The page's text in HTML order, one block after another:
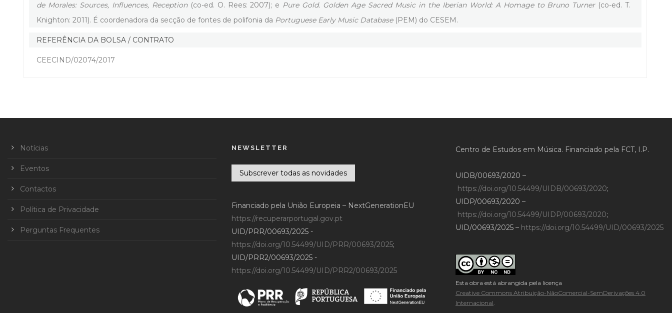
de Morales: Sources, Influences, Reception(co-ed. O. Rees: 2007); e Pure Gold. Golden Age Sacred Music in the Iberian World: A Homage to Bruno Turner(co-ed. T.
Knighton: 2011). É coordenadora da secção de fontes de polifonia da Portuguese Early Music Database(PEM) do CESEM.
REFERÊNCIA DA BOLSA / CONTRATO
CEECIND/02074/2017
Notícias
Eventos
Contactos
Política de Privacidade
Perguntas Frequentes
NEWSLETTER
Subscrever todas as novidades
Financiado pela União Europeia – NextGenerationEU
https://recuperarportugal.gov.pt
UID/PRR/00693/2025 -
https://doi.org/10.54499/UID/PRR/00693/2025;
UID/PRR2/00693/2025 -
https://doi.org/10.54499/UID/PRR2/00693/2025
Centro de Estudos em Música. Financiado pela FCT, I.P.
UIDB/00693/2020 –
https://doi.org/10.54499/UIDB/00693/2020;
UIDP/00693/2020 –
https://doi.org/10.54499/UIDP/00693/2020;
UID/00693/2025 – https://doi.org/10.54499/UID/00693/2025
Esta obra está abrangida pela licença
Creative Commons Atribuição-NãoComercial-SemDerivações 4.0
Internacional.